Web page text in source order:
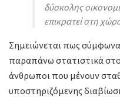
δύσκολης
επικρατεί στη
Σημειώνεται πως
παραπάνω στατιστικά
άνθρωποι που μένουν
υποστηριζόμενης